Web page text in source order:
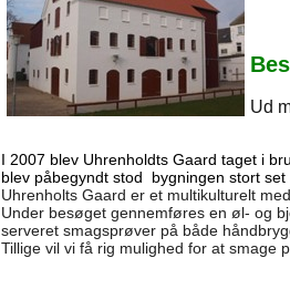
Ud
I 2007 blev Uhrenholdts Gaard taget i
blev påbegyndt stod bygningen stort
Uhrenholts Gaard er et multikulturelt
Under besøget gennemføres en øl- og
serveret smagsprøver på både
Tillige vil vi få rig mulighed for at smage